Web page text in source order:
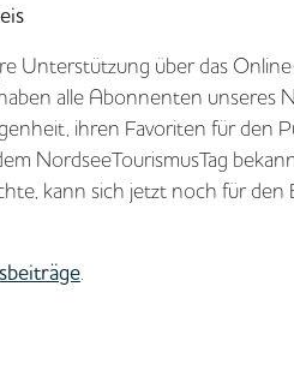
Unterstützung über das
alle Abonnenten unseres
ihren Favoriten für den
NordseeTourismusTag
kann sich jetzt noch für